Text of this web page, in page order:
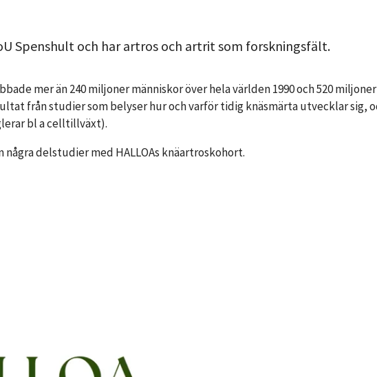
Spenshult och har artros och artrit som forskningsfält.
mer än 240 miljoner människor över hela världen 1990 och 520
från studier som belyser hur och varför tidig knäsmärta utvecklar
bl a celltillväxt).
några delstudier med HALLOAs knäartroskohort.